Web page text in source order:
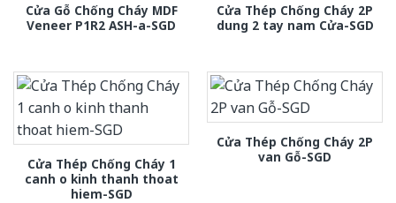
Cửa Gỗ Chống Cháy MDF
Veneer P1R2 ASH-a-SGD
Cửa Thép Chống Cháy 2P
dung 2 tay nam Cửa-SGD
Cửa Thép Chống Cháy 1
canh o kinh thanh thoat
hiem-SGD
Cửa Thép Chống Cháy 2P
van Gỗ-SGD